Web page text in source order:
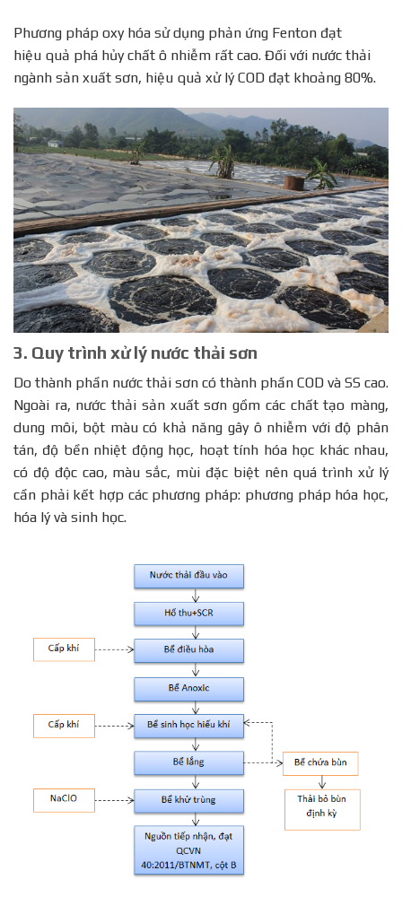
Phương pháp oxy hóa sử dụng phản ứng Fenton đạt
hiệu quả phá hủy chất ô nhiễm rất cao. Đối với nước thải
ngành sản xuất sơn, hiệu quả xử lý COD đạt khoảng 80%.
3. Quy trình xử lý nước thải sơn
Do thành phần nước thải sơn có thành phần COD và SS cao.
Ngoài ra, nước thải sản xuất sơn gồm các chất tạo màng,
dung môi, bột màu có khả năng gây ô nhiễm với độ phân
tán, độ bền nhiệt động học, hoạt tính hóa học khác nhau,
có độ độc cao, màu sắc, mùi đặc biệt nên quá trình xử lý
cần phải kết hợp các phương pháp: phương pháp hóa học,
hóa lý và sinh học.